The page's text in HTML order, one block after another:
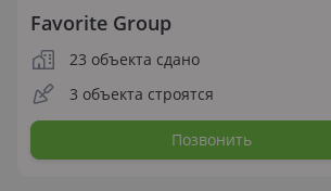
Favorite Group
23 объекта сдано
3 объекта строятся
Позвонить